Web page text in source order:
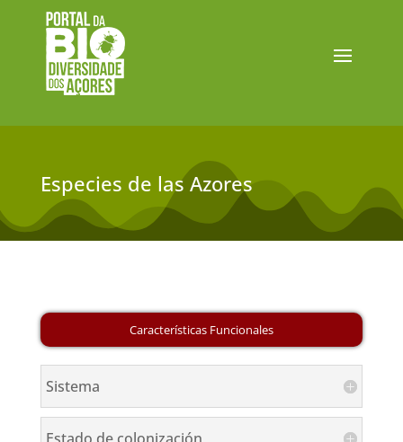
Especies de las Azores
Sistema